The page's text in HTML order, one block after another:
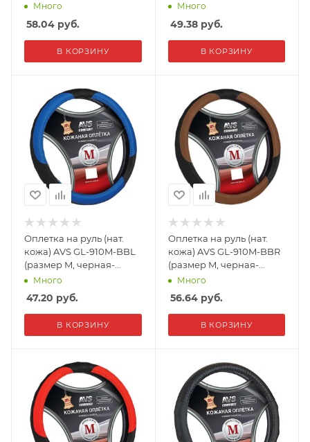
Много
58.04 руб.
В КОРЗИНУ
Много
49.38руб.
В КОРЗИНУ
Оплетка на руль (нат.
кожа) AVS GL-910M-BBL
(размер M, черная-
синяя)
Много
47.20 руб.
В КОРЗИНУ
Оплетка на руль (нат.
кожа) AVS GL-910M-BBR
(размер M, черная-
коричневая)
Много
56.64руб.
В КОРЗИНУ